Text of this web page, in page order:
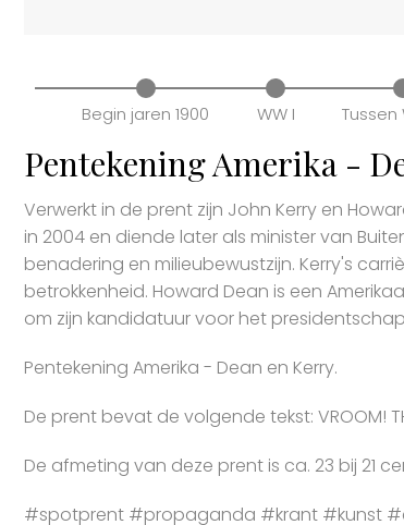
Begin jaren 1900 WW I Tussen
Pentekening Amerika -
Verwerkt in de prent zijn John Kerry en
in 2004 en diende later als minister van
benadering en milieubewustzijn. Kerry's
betrokkenheid. Howard Dean is een
om zijn kandidatuur voor het
Pentekening Amerika - Dean en Kerry.
De prent bevat de volgende tekst: VROOM!
De afmeting van deze prent is ca. 23 bij 21
#spotprent #propaganda #krant #kunst